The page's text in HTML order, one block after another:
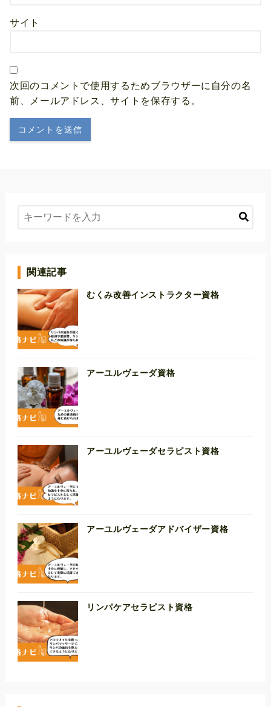
サイト
次回のコメントで使用するためブラウザーに自分の名
前、メールアドレス、サイトを保存する。
関連記事
むくみ改善インストラクター資格
アーユルヴェーダ資格
アーユルヴェーダセラピスト資格
アーユルヴェーダアドバイザー資格
リンパケアセラピスト資格